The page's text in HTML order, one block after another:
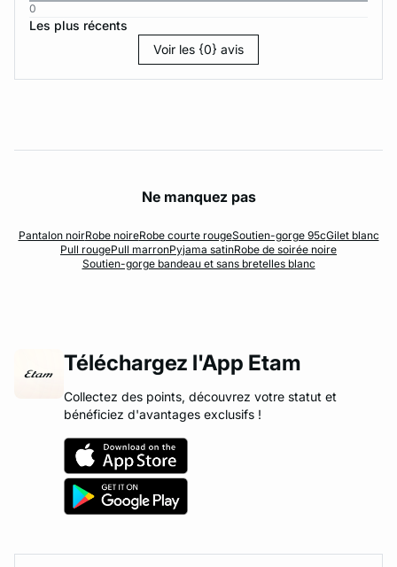
0
Les plus récents
Voir les {0} avis
Ne manquez pas
Pantalon noirRobe noireRobe courte rougeSoutien-gorge 95cGilet blanc
Pull rougePull marronPyjama satinRobe de soirée noire
Soutien-gorge bandeau et sans bretelles blanc
Téléchargez l'App Etam
Collectez des points, découvrez votre statut et
bénéficiez d'avantages exclusifs !